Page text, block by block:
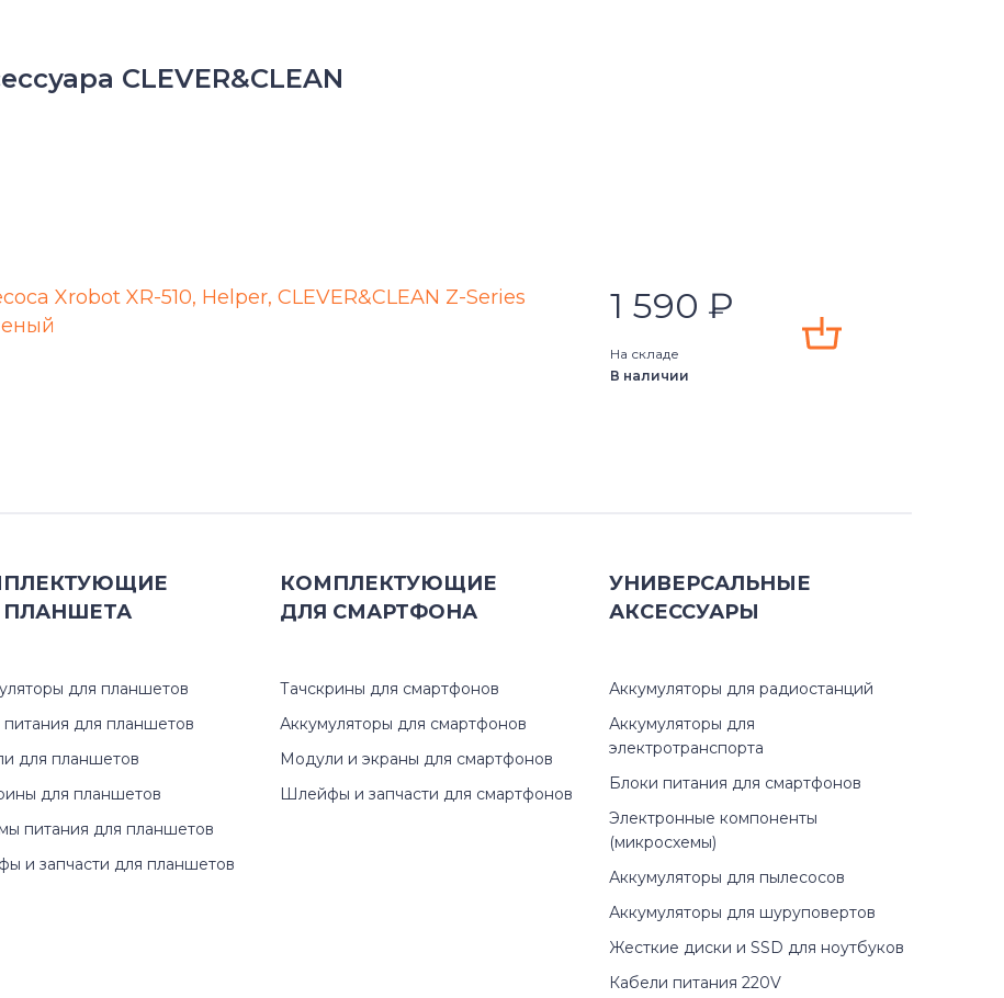
CLEVER&CLEAN
Xrobot XR-510, Helper, CLEVER&CLEAN Z-Series
1 590 ₽
На складе
В наличии
ПЛАНШЕТА
для планшетов
питания для планшетов
для планшетов
для планшетов
питания для планшетов
и запчасти для планшетов
КОМПЛЕКТУЮЩИЕ
ДЛЯ СМАРТФОНА
Тачскрины для смартфонов
Аккумуляторы для смартфонов
Модули и экраны для смартфонов
Шлейфы и запчасти для смартфонов
УНИВЕРСАЛЬНЫЕ
АКСЕССУАРЫ
Аккумуляторы для радиостанций
Аккумуляторы для
электротранспорта
Блоки питания для смартфонов
Электронные компоненты
(микросхемы)
Аккумуляторы для пылесосов
Аккумуляторы для шуруповертов
Жесткие диски и SSD для ноутбуков
Кабели питания 220V